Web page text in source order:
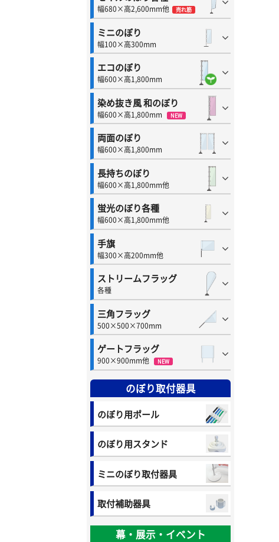
幅680×高2,600mm他 売れ筋
ミニのぼり
幅100×高300mm
エコのぼり
幅600×高1,800mm
染め抜き風 和のぼり
幅600×高1,800mm NEW
両面のぼり
幅600×高1,800mm
長持ちのぼり
幅600×高1,800mm他
蛍光のぼり各種
幅600×高1,800mm他
手旗
幅300×高200mm他
ストリームフラッグ
各種
三角フラッグ
500×500×700mm
ゲートフラッグ
900×900mm他 NEW
のぼり取付器具
のぼり用ポール
のぼり用スタンド
ミニのぼり取付器具
取付補助器具
幕・展示・イベント